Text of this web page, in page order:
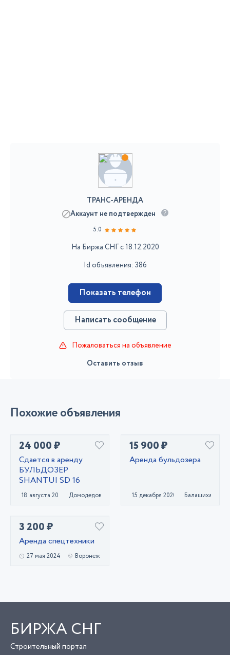
ТРАНС-АРЕНДА
Аккаунт не подтвержден
5.0
На Биржа СНГ с 18.12.2020
Id объявления: 386
Показать телефон
Написать сообщение
Пожаловаться на объявление
Оставить отзыв
Похожие объявления
24 000 ₽
Сдается в аренду
БУЛЬДОЗЕР
SHANTUI SD 16
18 августа 2021 Домодедово
15 900 ₽
Аренда бульдозера
15 декабря 2020 Балашиха
3 200 ₽
Аренда спецтехники
27 мая 2024 Воронеж
БИРЖА СНГ
Строительный портал